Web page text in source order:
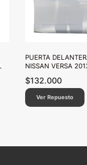
PUERTA
NISSAN VERSA
$132.000
Ver Repuesto